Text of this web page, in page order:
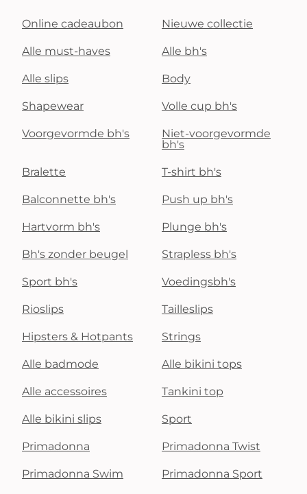
Online cadeaubon Nieuwe collectie
Alle must-haves Alle bh's
Alle slips Body
Shapewear Volle cup bh's
Voorgevormde bh's
Niet-voorgevormde
bh's
Bralette T-shirt bh's
Balconnette bh's Push up bh's
Hartvorm bh's Plunge bh's
Bh's zonder beugel Strapless bh's
Sport bh's Voedingsbh's
Rioslips Tailleslips
Hipsters & Hotpants Strings
Alle badmode Alle bikini tops
Alle accessoires Tankini top
Alle bikini slips Sport
Primadonna Primadonna Twist
Primadonna Swim Primadonna Sport